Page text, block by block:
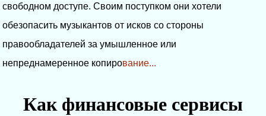
свободном доступе. Своим поступком они хотели
обезопасить музыкантов от исков со стороны
правообладателей за умышленное или
непреднамеренное копирование...
Как финансовые сервисы